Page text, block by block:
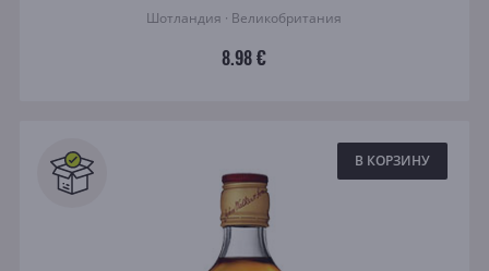
Шотландия · Великобритания
8.98 €
В КОРЗИНУ